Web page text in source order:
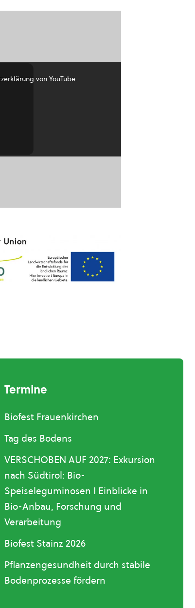
von YouTube.
Termine
Biofest Frauenkirchen
Tag des Bodens
VERSCHOBEN AUF 2027: Exkursion
nach Südtirol: Bio-
Speiseleguminosen I Einblicke in
Bio-Anbau, Forschung und
Verarbeitung
Biofest Stainz 2026
Pflanzengesundheit durch stabile
Bodenprozesse fördern